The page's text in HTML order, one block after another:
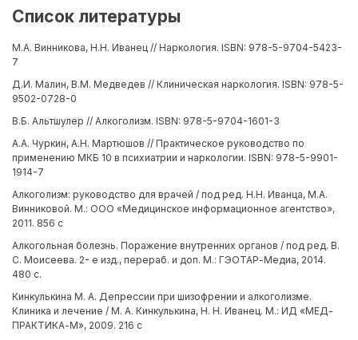
Список литературы
М.А. Винникова, Н.Н. Иванец // Наркология. ISBN: 978-5-9704-5423-
7
Д.И. Малин, В.М. Медведев // Клиническая наркология. ISBN: 978-5-
9502-0728-0
В.Б. Альтшулер // Алкоголизм. ISBN: 978-5-9704-1601-3
А.А. Чуркин, А.Н. Мартюшов // Практическое руководство по
применению МКБ 10 в психиатрии и наркологии. ISBN: 978-5-9901-
1914-7
Алкоголизм: руководство для врачей / под ред. Н.Н. Иванца, М.А.
Винниковой. М.: ООО «Медицинское информационное агентство»,
2011. 856 с
Алкогольная болезнь. Поражение внутренних органов / под ред. В.
С. Моисеева. 2- е изд., перераб. и доп. М.: ГЭОТАР-Медиа, 2014.
480 с.
Кинкулькина М. А. Депрессии при шизофрении и алкоголизме.
Клиника и лечение / М. А. Кинкулькина, Н. Н. Иванец. М.: ИД «МЕД-
ПРАКТИКА-М», 2009. 216 с